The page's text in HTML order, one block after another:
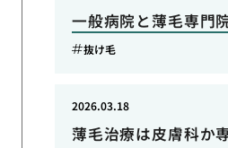
一般病院と薄毛専門
抜け毛
薄毛治療は皮膚科か
2026.03.18